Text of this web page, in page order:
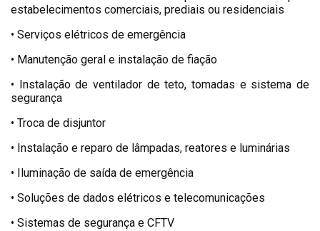
estabelecimentos comerciais, prediais ou residenciais
• Serviços elétricos de emergência
• Manutenção geral e instalação de fiação
• Instalação de ventilador de teto, tomadas e sistema de
segurança
• Troca de disjuntor
• Instalação e reparo de lâmpadas, reatores e luminárias
• Iluminação de saída de emergência
• Soluções de dados elétricos e telecomunicações
• Sistemas de segurança e CFTV